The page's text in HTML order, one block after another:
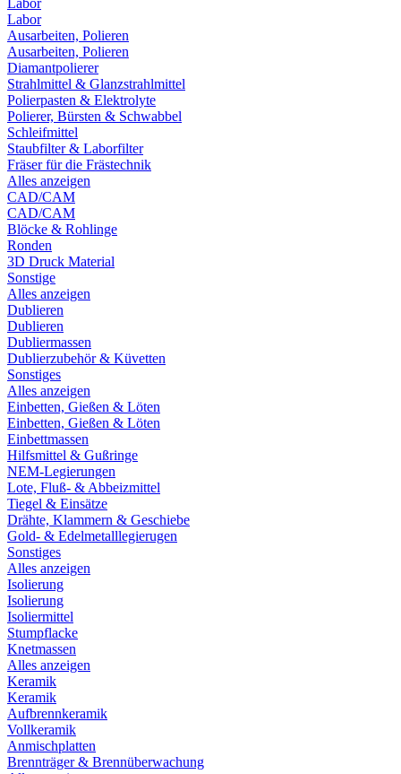
Labor
Labor
Ausarbeiten, Polieren
Ausarbeiten, Polieren
Diamantpolierer
Strahlmittel & Glanzstrahlmittel
Polierpasten & Elektrolyte
Polierer, Bürsten & Schwabbel
Schleifmittel
Staubfilter & Laborfilter
Fräser für die Frästechnik
Alles anzeigen
CAD/CAM
CAD/CAM
Blöcke & Rohlinge
Ronden
3D Druck Material
Sonstige
Alles anzeigen
Dublieren
Dublieren
Dubliermassen
Dublierzubehör & Küvetten
Sonstiges
Alles anzeigen
Einbetten, Gießen & Löten
Einbetten, Gießen & Löten
Einbettmassen
Hilfsmittel & Gußringe
NEM-Legierungen
Lote, Fluß- & Abbeizmittel
Tiegel & Einsätze
Drähte, Klammern & Geschiebe
Gold- & Edelmetalllegierugen
Sonstiges
Alles anzeigen
Isolierung
Isolierung
Isoliermittel
Stumpflacke
Knetmassen
Alles anzeigen
Keramik
Keramik
Aufbrennkeramik
Vollkeramik
Anmischplatten
Brennträger & Brennüberwachung